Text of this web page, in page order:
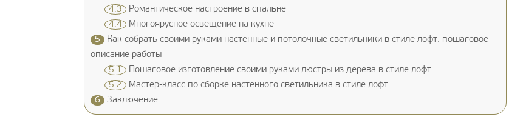
4.3 Романтическое настроение в спальне
4.4 Многоярусное освещение на кухне
5
Как собрать своими руками настенные и потолочные светильники в стиле лофт: пошаговое
описание работы
5.1 Пошаговое изготовление своими руками люстры из дерева в стиле лофт
5.2 Мастер-класс по сборке настенного светильника в стиле лофт
6
Заключение